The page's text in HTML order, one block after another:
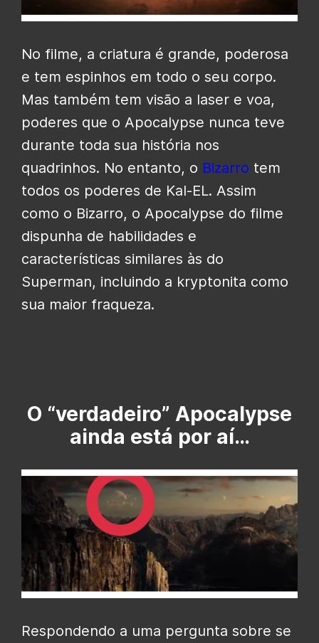
No filme, a criatura é grande, poderosa
e tem espinhos em todo o seu corpo.
Mas também tem visão a laser e voa,
poderes que o Apocalypse nunca teve
durante toda sua história nos
quadrinhos. No entanto, o Bizarro tem
todos os poderes de Kal-EL. Assim
como o Bizarro, o Apocalypse do filme
dispunha de habilidades e
características similares às do
Superman, incluindo a kryptonita como
sua maior fraqueza.
O “verdadeiro” Apocalypse
ainda está por aí…
Respondendo a uma pergunta sobre se